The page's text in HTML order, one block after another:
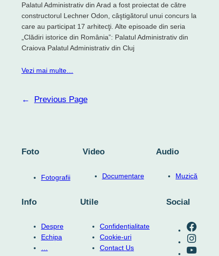
Palatul Administrativ din Arad a fost proiectat de către
constructorul Lechner Odon, câştigătorul unui concurs la
care au participat 17 arhitecţi. Alte episoade din seria
„Clădiri istorice din România”: Palatul Administrativ din
Craiova Palatul Administrativ din Cluj
Vezi mai multe…
← Previous Page
Foto
Fotografii
Video
Documentare
Audio
Muzică
Info
Despre
Echipa
…
Utile
Confidențialitate
Cookie-uri
Contact Us
Social
RO-mondo's Facebook page
RO-mondo's Instagram profile
RO-mondo's Youtube channel